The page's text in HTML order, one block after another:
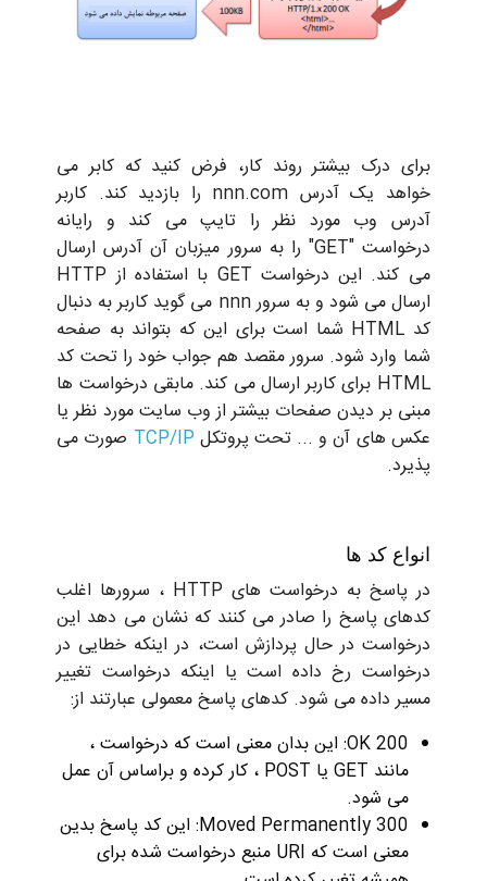
درک بیشتر روند کار، فرض کنید که کابر می
خواهد یک آدرس nnn.com را بازدید کند. کاربر
وب مورد نظر را تایپ می کند و رایانه
درخواست "GET" را به سرور میزبان آن آدرس ارسال
می کند. این درخواست GET با استفاده از HTTP
ارسال می شود و به سرور nnn می گوید کاربر به دنبال
کد HTML شما است برای این که بتواند به صفحه
وارد شود. سرور مقصد هم جواب خود را تحت کد
HTML برای کاربر ارسال می کند. مابقی درخواست ها
بر دیدن صفحات بیشتر از وب سایت مورد نظر یا
های آن و ... تحت پروتکلTCP/IP
صورت می
کد ها
در پاسخ به درخواست های HTTP ، سرورها اغلب
پاسخ را صادر می کنند که نشان می دهد این
در حال پردازش است، در اینکه خطایی در
رخ داده است یا اینکه درخواست تغییر
داده می شود. کدهای پاسخ معمولی عبارتند از:
200 OK: این بدان معنی است که درخواست ،
مانند GET یا POST ، کار کرده و براساس آن عمل
300 Moved Permanently: این کد پاسخ بدین
معنی است که URI منبع درخواست شده برای